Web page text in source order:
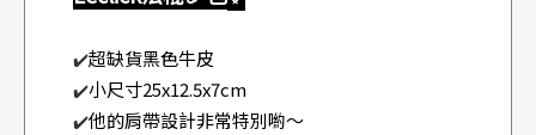
✔️超缺貨黑色牛皮
✔️小尺寸25x12.5x7cm
✔️他的肩帶設計非常特別喲～